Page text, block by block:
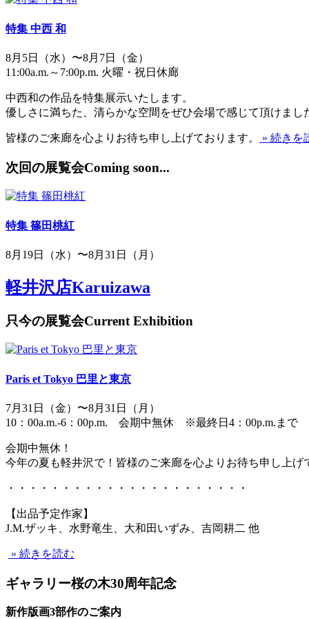
特集 中西 和
8月5日（水）〜8月7日（金）
11:00a.m.～7:00p.m. 火曜・祝日休廊
中西和の作品を特集展示いたします。
優しさに満ちた、清らかな空間をぜひ会場で感じて頂けまし
皆様のご来廊を心よりお待ち申し上げております。 » 続きを
次回の展覧会Coming soon...
特集 篠田桃紅
8月19日（水）〜8月31日（月）
軽井沢店Karuizawa
只今の展覧会Current Exhibition
Paris et Tokyo 巴里と東京
7月31日（金）〜8月31日（月）
10：00a.m.-6：00p.m. 会期中無休 ※最終日4：00p.m.まで
会期中無休！
今年の夏も軽井沢で！皆様のご来廊を心よりお待ち申し上げ
・・・・・・・・・・・・・・・・・・・・・・
【出品予定作家】
J.M.ザッキ、水野竜生、大和田いずみ、吉岡耕二 他
» 続きを読む
ギャラリー桜の木30周年記念
新作版画3部作のご案内